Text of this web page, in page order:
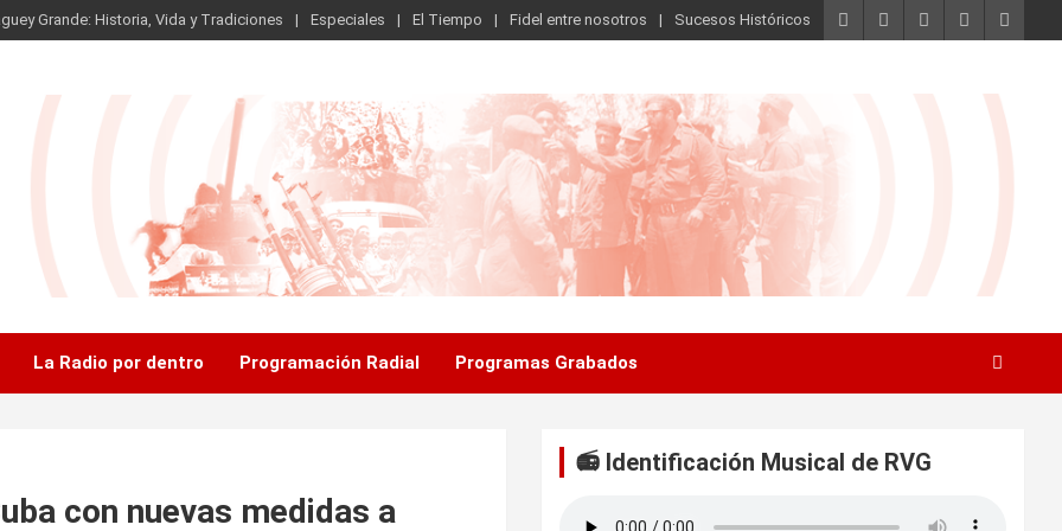
Grande: Historia, Vida y Tradiciones Especiales El Tiempo Fidel entre nosotros Sucesos Históricos
La Radio por dentro Programación Radial Programas Grabados
con nuevas medidas a
📻 Identificación Musical de RVG